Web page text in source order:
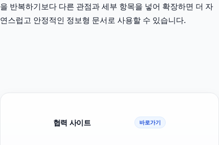
을 반복하기보다 다른 관점과 세부 항목을 넣어 확장하면 더 자
연스럽고 안정적인 정보형 문서로 사용할 수 있습니다.
협력 사이트 바로가기